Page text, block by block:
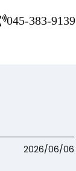
045-383-9139
2026/06/06